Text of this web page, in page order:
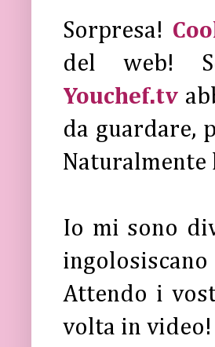
Sorpresa!
del web!
Youchef.tv
da guardare,
Naturalmente
Io mi sono
ingolosiscano
Attendo i
volta in video!